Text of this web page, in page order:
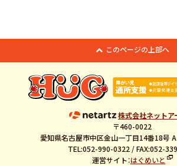
このページの上部へ
株式会社ネットア
〒460-0022
愛知県名古屋市中区金山一丁目14番18号
TEL:052-990-0322 / FAX:052-
運営サイト：はぐめいと